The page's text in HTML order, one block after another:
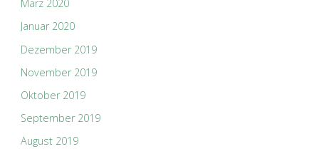
März 2020
Januar 2020
Dezember 2019
November 2019
Oktober 2019
September 2019
August 2019